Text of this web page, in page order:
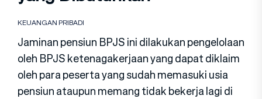
KEUANGAN PRIBADI
Jaminan pensiun BPJS ini dilakukan pengelolaan
oleh BPJS ketenagakerjaan yang dapat diklaim
oleh para peserta yang sudah memasuki usia
pensiun ataupun memang tidak bekerja lagi di